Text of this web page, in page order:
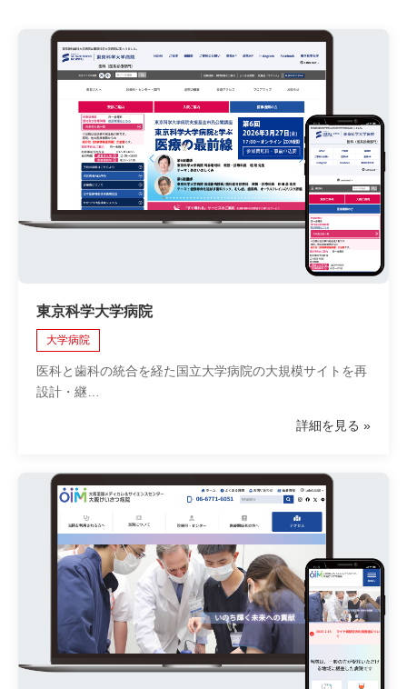
東京科学大学病院
大学病院
医科と歯科の統合を経た国立大学病院の大規模サイトを再
設計・継…
詳細を見る